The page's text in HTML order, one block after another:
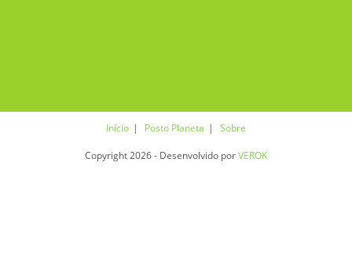
Início Posto Planeta Sobre
Copyright 2026 - Desenvolvido porVEROK